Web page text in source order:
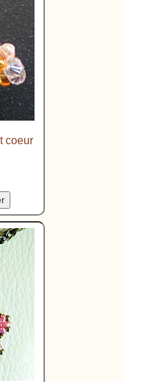
coeur